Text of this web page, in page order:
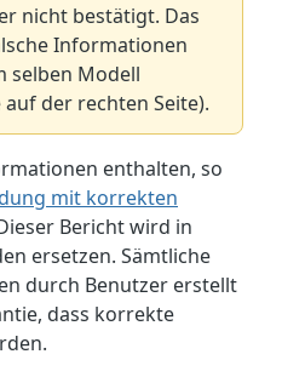
nicht bestätigt. Das
Informationen
selben Modell
der rechten Seite).
enthalten, so
mit korrekten
Bericht wird in
ersetzen. Sämtliche
durch Benutzer erstellt
dass korrekte